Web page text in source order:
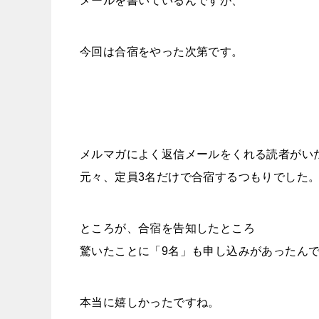
今回は合宿をやった次第です。
メルマガによく返信メールをくれる読者がい
元々、定員3名だけで合宿するつもりでした。
と ころが、合宿を告知したところ
驚いたことに「9名」も申し込みがあったんで
本当に嬉しかったですね。